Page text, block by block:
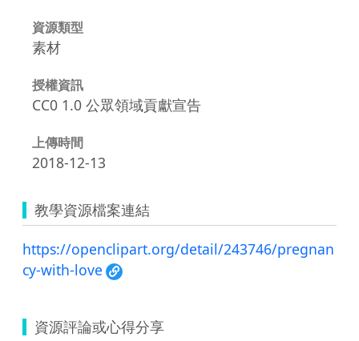
資源類型
素材
授權資訊
CC0 1.0 公眾領域貢獻宣告
上傳時間
2018-12-13
教學資源檔案連結
https://openclipart.org/detail/243746/pregnan
cy-with-love
資源評論或心得分享